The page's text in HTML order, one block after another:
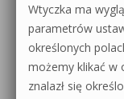
Wtyczka ma
parametrów
określonych
możemy klikać w
znalazł się